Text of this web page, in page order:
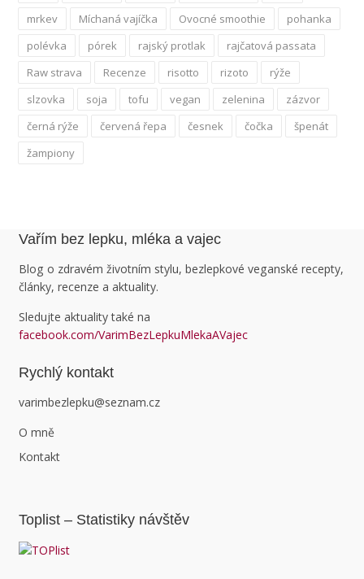
mrkev
Míchaná vajíčka Ovocné smoothie
pohanka
polévka
pórek rajský protlak
rajčatová passata
Raw strava
Recenze risotto rizoto
rýže
slzovka
soja tofu vegan zelenina
zázvor
černá rýže
červená řepa česnek čočka
špenát
žampiony
Vařím bez lepku, mléka a vajec
Blog o zdravém životním stylu, bezlepkové veganské recepty,
články, recenze a aktuality.
Sledujte aktuality také na
facebook.com/VarimBezLepkuMlekaAVajec
Rychlý kontakt
varimbezlepku@seznam.cz
O mně
Kontakt
Toplist – Statistiky návštěv